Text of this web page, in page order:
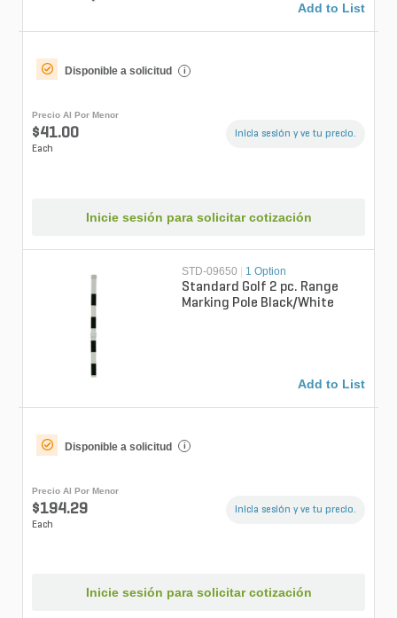
Add to List
Disponible a solicitud i
Precio Al Por Menor
$41.00
Each
Inicia sesión y ve tu precio.
Inicie sesión para solicitar cotización
STD-09650 | 1 Option
Standard Golf 2 pc. Range
Marking Pole Black/White
Add to List
Disponible a solicitud i
Precio Al Por Menor
$194.29
Each
Inicia sesión y ve tu precio.
Inicie sesión para solicitar cotización